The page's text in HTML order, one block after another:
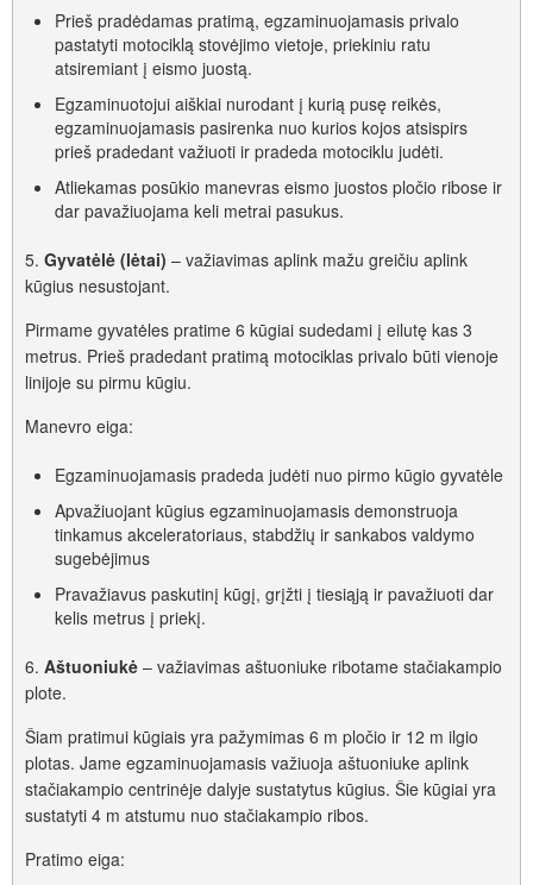
Prieš pradėdamas pratimą, egzaminuojamasis privalo
pastatyti motociklą stovėjimo vietoje, priekiniu ratu
atsiremiant į eismo juostą.
Egzaminuotojui aiškiai nurodant į kurią pusę reikės,
egzaminuojamasis pasirenka nuo kurios kojos atsispirs
prieš pradedant važiuoti ir pradeda motociklu judėti.
Atliekamas posūkio manevras eismo juostos pločio ribose ir
dar pavažiuojama keli metrai pasukus.
5. Gyvatėlė (lėtai) – važiavimas aplink mažu greičiu aplink
kūgius nesustojant.
Pirmame gyvatėles pratime 6 kūgiai sudedami į eilutę kas 3
metrus. Prieš pradedant pratimą motociklas privalo būti vienoje
linijoje su pirmu kūgiu.
Manevro eiga:
Egzaminuojamasis pradeda judėti nuo pirmo kūgio gyvatėle
Apvažiuojant kūgius egzaminuojamasis demonstruoja
tinkamus akceleratoriaus, stabdžių ir sankabos valdymo
sugebėjimus
Pravažiavus paskutinį kūgį, grįžti į tiesiąją ir pavažiuoti dar
kelis metrus į priekį.
6. Aštuoniukė – važiavimas aštuoniuke ribotame stačiakampio
plote.
Šiam pratimui kūgiais yra pažymimas 6 m pločio ir 12 m ilgio
plotas. Jame egzaminuojamasis važiuoja aštuoniuke aplink
stačiakampio centrinėje dalyje sustatytus kūgius. Šie kūgiai yra
sustatyti 4 m atstumu nuo stačiakampio ribos.
Pratimo eiga: